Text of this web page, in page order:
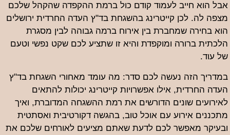
אבל הוא חייב לעמוד קודם כול ברמת ההקפדה שהקהל שלכם
מצפה לה. לכן קייטרינג בהשגחת בד"ץ העדה החרדית ירושלים
הוא בחירה שמחברת בין אירוח ברמה גבוהה לבין מסגרת
הלכתית ברורה ומוקפדת והיא זו שתציע לכם שקט נפשי וטעם
של עוד.
במדריך הזה נעשה לכם סדר: מה עומד מאחורי השגחת בד"ץ
העדה החרדית, אילו אפשרויות קייטרינג יכולות להתאים
לאירועים שונים הדורשים את רמת ההשגחה המדוברת, ואיך
מתכננים אירוע עם אוכל טוב, בהגשה דקורטיבית ואסתטית
ובעיקר מאפשר לכם לדעת שאתם מציעים לאורחים שלכם את